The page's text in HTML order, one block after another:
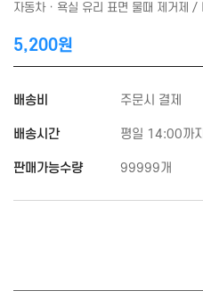
자동차 · 욕실 유리 표면 물때 제거제 /
5,200원
배송비 주문시 결제
배송시간 평일 14:00까
판매가능수량 99999개